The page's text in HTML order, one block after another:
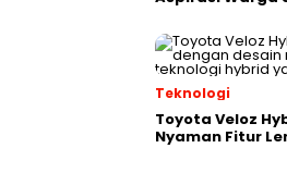
Teknologi
Toyota Veloz
Nyaman Fitur